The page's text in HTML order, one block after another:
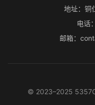
地址：铜
电话
邮箱：
© 2023–2025